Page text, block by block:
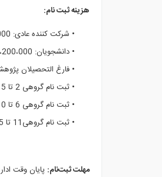
هزینه ثبت نام:
• شرکت کننده عادی: 2،600،000 ریال
• دانشجویان: 1،200،000 ریال
• فارغ التحصیلان پژوهشگاه:
• ثبت نام گروهی 2 تا 5 نفر به ازای هر نفر 10 درصد تخفیف
• ثبت نام گروهی 6 تا 10 نفر به ازای هر نفر 15 درصد تخفیف
• ثبت نام گروهی11 تا 15 نفر به ازای هر نفر 20 درصد تخفیف
مهلت ثبت‌نام: پایان وقت اداری